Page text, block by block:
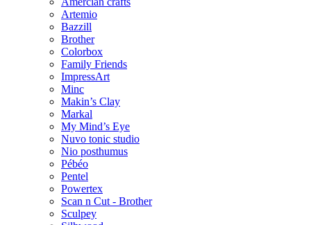
Artemio
Bazzill
Brother
Colorbox
Family Friends
ImpressArt
Minc
Makin’s Clay
Markal
My Mind’s Eye
Nuvo tonic studio
Nio posthumus
Pébéo
Pentel
Powertex
Scan n Cut - Brother
Sculpey